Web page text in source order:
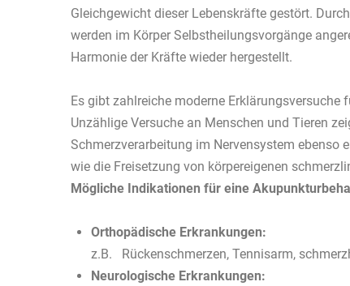
Gleichgewicht dieser Lebenskräfte gestört.
werden im Körper Selbstheilungsvorgänge
Harmonie der Kräfte wieder hergestellt.
Es gibt zahlreiche moderne Erklärungsversuche
Unzählige Versuche an Menschen und Tieren
Schmerzverarbeitung im Nervensystem ebenso
wie die Freisetzung von körpereigenen
Mögliche Indikationen für eine
Orthopädische Erkrankungen:
z.B. Rückenschmerzen, Tennisarm,
Neurologische Erkrankungen: